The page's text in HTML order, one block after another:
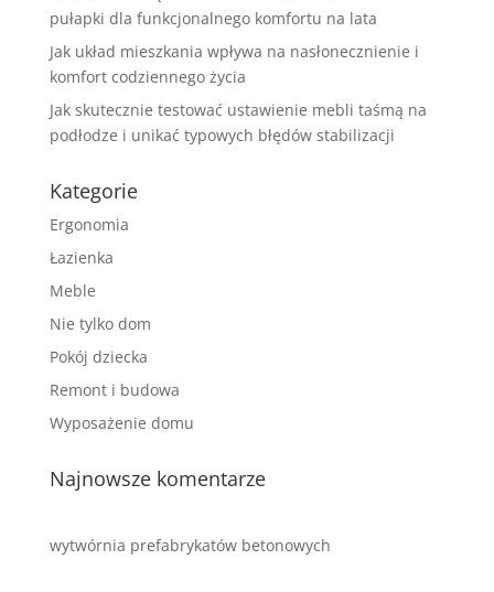
pułapki dla funkcjonalnego komfortu na lata
Jak układ mieszkania wpływa na nasłonecznienie i
komfort codziennego życia
Jak skutecznie testować ustawienie mebli taśmą na
podłodze i unikać typowych błędów stabilizacji
Kategorie
Ergonomia
Łazienka
Meble
Nie tylko dom
Pokój dziecka
Remont i budowa
Wyposażenie domu
Najnowsze komentarze
wytwórnia prefabrykatów betonowych